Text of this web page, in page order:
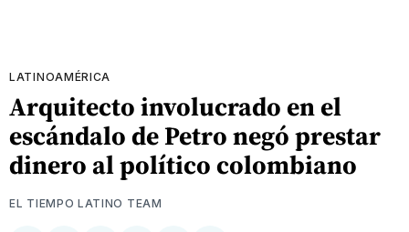
LATINOAMÉRICA
Arquitecto involucrado en el
escándalo de Petro negó prestar
dinero al político colombiano
EL TIEMPO LATINO TEAM